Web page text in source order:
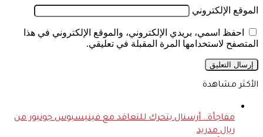
الموقع الإلكتروني
احفظ اسمي، بريدي الإلكتروني، والموقع الإلكتروني في هذا
المتصفح لاستخدامها المرة المقبلة في تعليقي.
الأكثر مشاهدة
مفاجأة.. أرسنال يتحرك للتعاقد مع فينيسيوس جونيور من
ريال مدريد